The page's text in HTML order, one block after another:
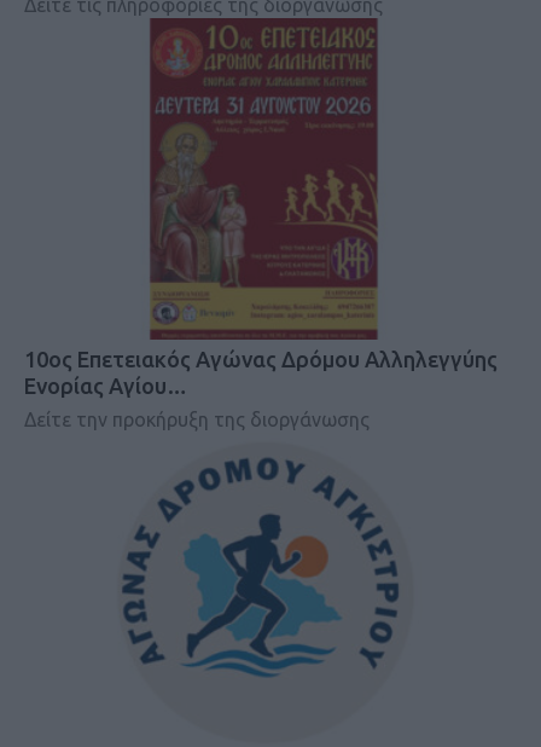
Δείτε τις πληροφορίες της διοργάνωσης
10ος Επετειακός Αγώνας Δρόμου Αλληλεγγύης
Ενορίας Αγίου…
Δείτε την προκήρυξη της διοργάνωσης